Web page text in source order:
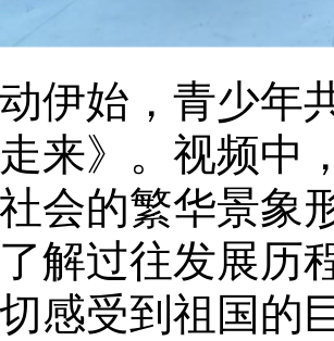
始，青少年共
来》。视频中
会的繁华景象
解过往发展历
感受到祖国的